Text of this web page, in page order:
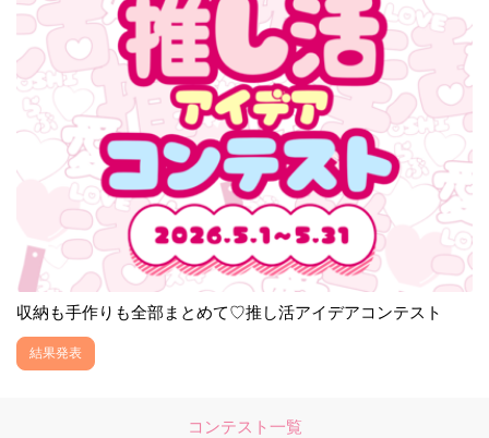
収納も手作りも全部まとめて♡推し活アイデアコンテスト
結果発表
コンテスト一覧